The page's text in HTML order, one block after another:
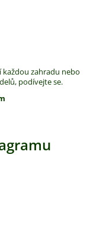
zahradu nebo
podívejte se.